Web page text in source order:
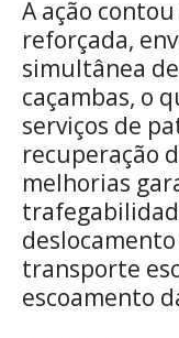
A ação
reforçada,
simultânea
caçambas, o
serviços de
recuperação
melhorias
transporte
escoamento